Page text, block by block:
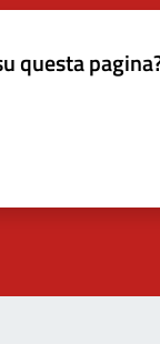
questa